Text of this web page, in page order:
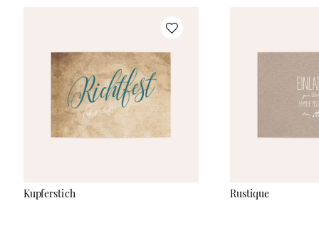
Kupferstich Rustique